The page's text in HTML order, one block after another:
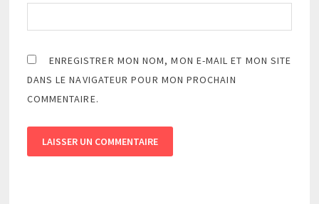
ENREGISTRER MON NOM, MON E-MAIL ET MON SITE
DANS LE NAVIGATEUR POUR MON PROCHAIN
COMMENTAIRE.